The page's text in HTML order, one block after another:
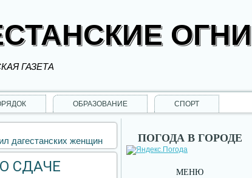
ОГНИ
ГАЗЕТА
ОБРАЗОВАНИЕ СПОРТ
дагестанских женщин
СДАЧЕ
ПОГОДА В ГОРОДЕ
МЕНЮ